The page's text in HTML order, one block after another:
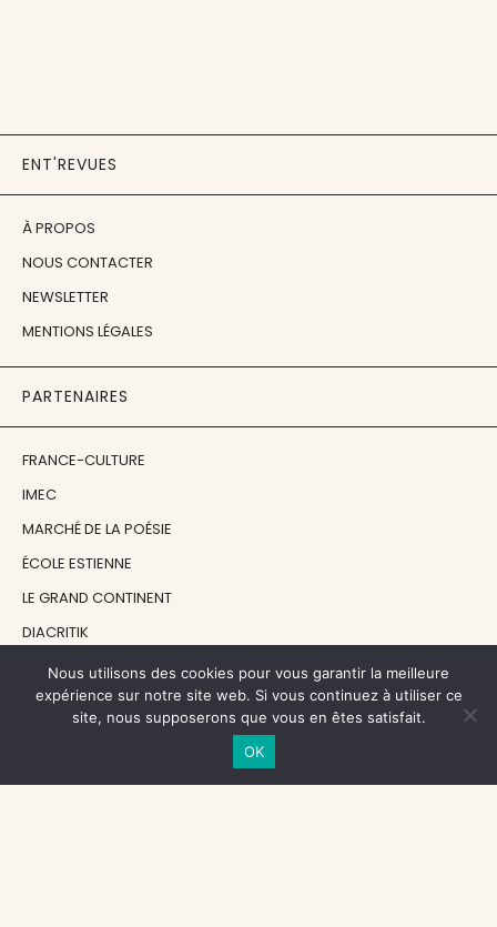
ENT'REVUES
À PROPOS
NOUS CONTACTER
NEWSLETTER
MENTIONS LÉGALES
PARTENAIRES
FRANCE-CULTURE
IMEC
MARCHÉ DE LA POÉSIE
ÉCOLE ESTIENNE
LE GRAND CONTINENT
DIACRITIK
EN ATTENDANT NADEAU
NOS SOUTIENS
Nous utilisons des cookies pour vous garantir la meilleure
expérience sur notre site web. Si vous continuez à utiliser ce
site, nous supposerons que vous en êtes satisfait.
OK